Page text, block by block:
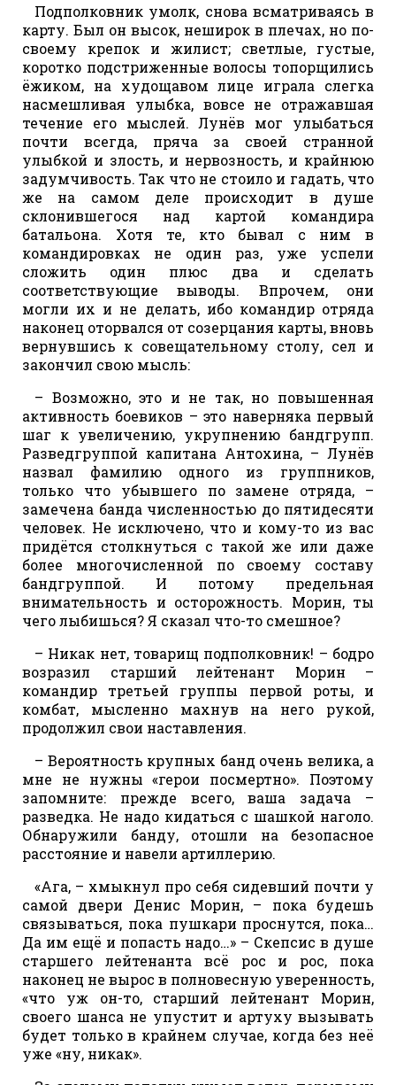
Подполковник умолк, снова всматриваясь в
карту. Был он высок, неширок в плечах, но по-
своему крепок и жилист; светлые, густые,
коротко подстриженные волосы топорщились
ёжиком, на худощавом лице играла слегка
насмешливая улыбка, вовсе не отражавшая
течение его мыслей. Лунёв мог улыбаться
почти всегда, пряча за своей странной
улыбкой и злость, и нервозность, и крайнюю
задумчивость. Так что не стоило и гадать, что
же на самом деле происходит в душе
склонившегося над картой командира
батальона. Хотя те, кто бывал с ним в
командировках не один раз, уже успели
сложить один плюс два и сделать
соответствующие выводы. Впрочем, они
могли их и не делать, ибо командир отряда
наконец оторвался от созерцания карты, вновь
вернувшись к совещательному столу, сел и
закончил свою мысль:
– Возможно, это и не так, но повышенная
активность боевиков – это наверняка первый
шаг к увеличению, укрупнению бандгрупп.
Разведгруппой капитана Антохина, – Лунёв
назвал фамилию одного из группников,
только что убывшего по замене отряда, –
замечена банда численностью до пятидесяти
человек. Не исключено, что и кому-то из вас
придётся столкнуться с такой же или даже
более многочисленной по своему составу
бандгруппой. И потому предельная
внимательность и осторожность. Морин, ты
чего лыбишься? Я сказал что-то смешное?
– Никак нет, товарищ подполковник! – бодро
возразил старший лейтенант Морин –
командир третьей группы первой роты, и
комбат, мысленно махнув на него рукой,
продолжил свои наставления.
– Вероятность крупных банд очень велика, а
мне не нужны «герои посмертно». Поэтому
запомните: прежде всего, ваша задача –
разведка. Не надо кидаться с шашкой наголо.
Обнаружили банду, отошли на безопасное
расстояние и навели артиллерию.
«Ага, – хмыкнул про себя сидевший почти у
самой двери Денис Морин, – пока будешь
связываться, пока пушкари проснутся, пока…
Да им ещё и попасть надо…» – Скепсис в душе
старшего лейтенанта всё рос и рос, пока
наконец не вырос в полновесную уверенность,
«что уж он-то, старший лейтенант Морин,
своего шанса не упустит и артуху вызывать
будет только в крайнем случае, когда без неё
уже «ну, никак».